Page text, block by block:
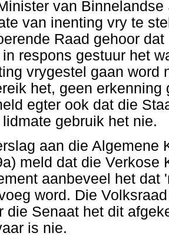
van
van inenting vry te
Raad gehoor
in respons gestuur het
vrygestel gaan word
het, geen
egter ook dat die
gebruik het nie.
aan die Algemene
meld dat die Verkose
aanbeveel het dat
word. Die
die Senaat het dit
is nie.